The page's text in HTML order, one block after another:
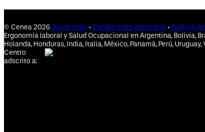
© Cenea 2026 Aviso legal · Condiciones generales· Política
Ergonomía laboral y Salud Ocupacional en Argentina, Bolivia,
Holanda, Honduras, India, Italia, México, Panamá, Perú, Uruguay,
Centro
adscrito a: